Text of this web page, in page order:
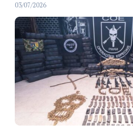
03/07/2026